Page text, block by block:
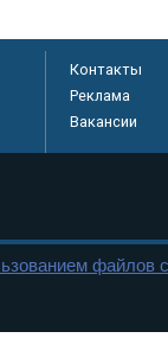
Контакты
Реклама
Вакансии
файлов